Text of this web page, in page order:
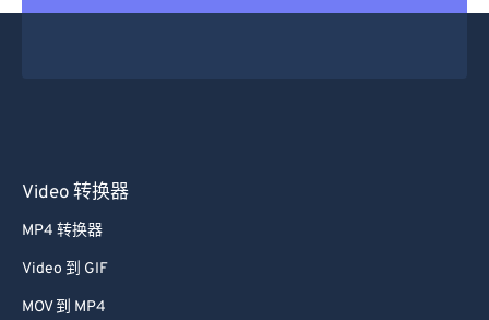
Video 转换器
MP4 转换器
Video 到 GIF
MOV 到 MP4